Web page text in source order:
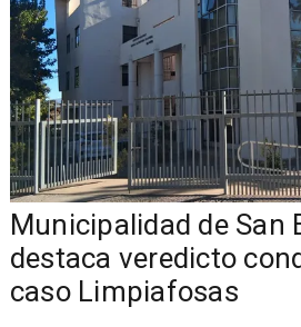
Municipalidad de San
destaca veredicto
caso Limpiafosas